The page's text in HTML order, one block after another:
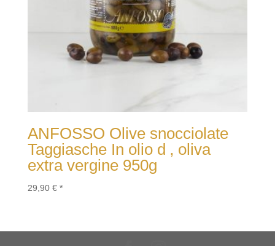
ANFOSSO Olive snocciolate
Taggiasche In olio d ‚ oliva
extra vergine 950g
29,90 € *